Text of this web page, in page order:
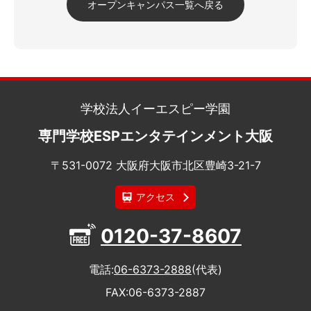
オープンキャンパス一覧へ戻る
学校法人イーエスピー学園
専門学校ESPエンタテインメント大阪
〒531-0072 大阪府大阪市北区豊崎3-21-7
アクセス
0120-37-8607
電話 06-6373-2888(代表)
FAX 06-6373-2887